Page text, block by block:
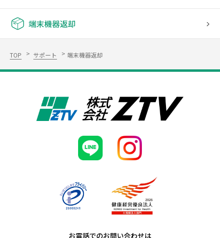
端末機器返却
TOP サポート 端末機器返却
お電話でのお問い合わせは